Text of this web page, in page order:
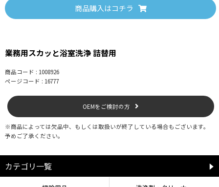
【つめかえ方】
①キャップを開ける
④キャップを閉める：まわらなくなるまで、しっかりと締める。
【使用方法】
すぎ流してください。
●汚れがひどい場合は、5分程おくと効果的です。
●目より高い場所は、顔や目にかかるのを防ぐため、直接スプレーせずにスポ
ンジや布に付けて洗ってください。
【使用上の注意】
●持ち運びや保管時の破損に注意する。
●そそぎ口部分を持つと開封してしまうことがあるので注意する。
●用途以外に使用しない。
商品購入はコチラ
業務用スカッと浴室洗浄 詰替用
商品コード : 1008926
ページコード : 16777
OEMをご検討の方
※商品によっては欠品中、もしくは取扱いが終了している場合もございます。
予めご了承ください。
カテゴリ一覧